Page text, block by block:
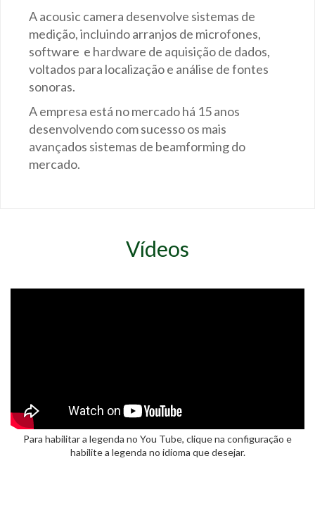
A acousic camera desenvolve sistemas de
medição, incluindo arranjos de microfones,
software e hardware de aquisição de dados,
voltados para localização e análise de fontes
sonoras.
A empresa está no mercado há 15 anos
desenvolvendo com sucesso os mais
avançados sistemas de beamforming do
mercado.
Vídeos
Para habilitar a legenda no You Tube, clique na configuração e
habilite a legenda no idioma que desejar.